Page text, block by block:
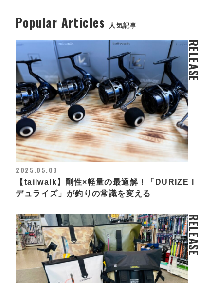
Popular Articles 人気記事
RELEASE
2025.05.09
【tailwalk】剛性×軽量の最適解！「DURIZE l
デュライズ」が釣りの常識を変える
RELEASE